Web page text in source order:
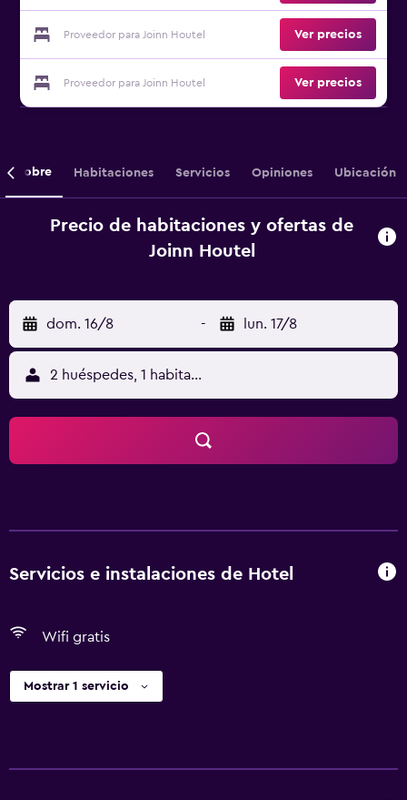
Proveedor para Joinn Houtel Ver precios
Proveedor para Joinn Houtel Ver precios
Sobre Habitaciones Servicios Opiniones Ubicación
Precio de habitaciones y ofertas de
Joinn Houtel
dom. 16/8 - lun. 17/8
2 huéspedes, 1 habitación
Servicios e instalaciones de Hotel
Wifi gratis
Mostrar 1 servicio